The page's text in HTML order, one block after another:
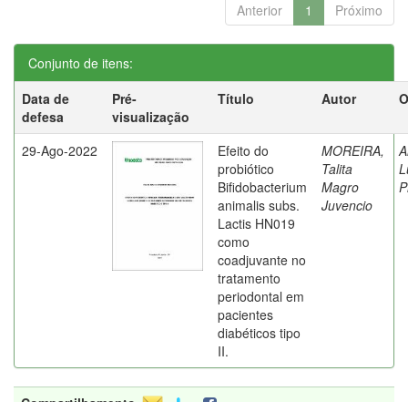
Anterior 1 Próximo
Conjunto de itens:
Data de
defesa
Pré-
visualização
Título Autor
29-Ago-2022
Efeito do
probiótico
Bifidobacterium
animalis subs.
Lactis HN019
como
coadjuvante no
tratamento
periodontal em
pacientes
diabéticos tipo
II.
MOREIRA,
Talita
Magro
Juvencio